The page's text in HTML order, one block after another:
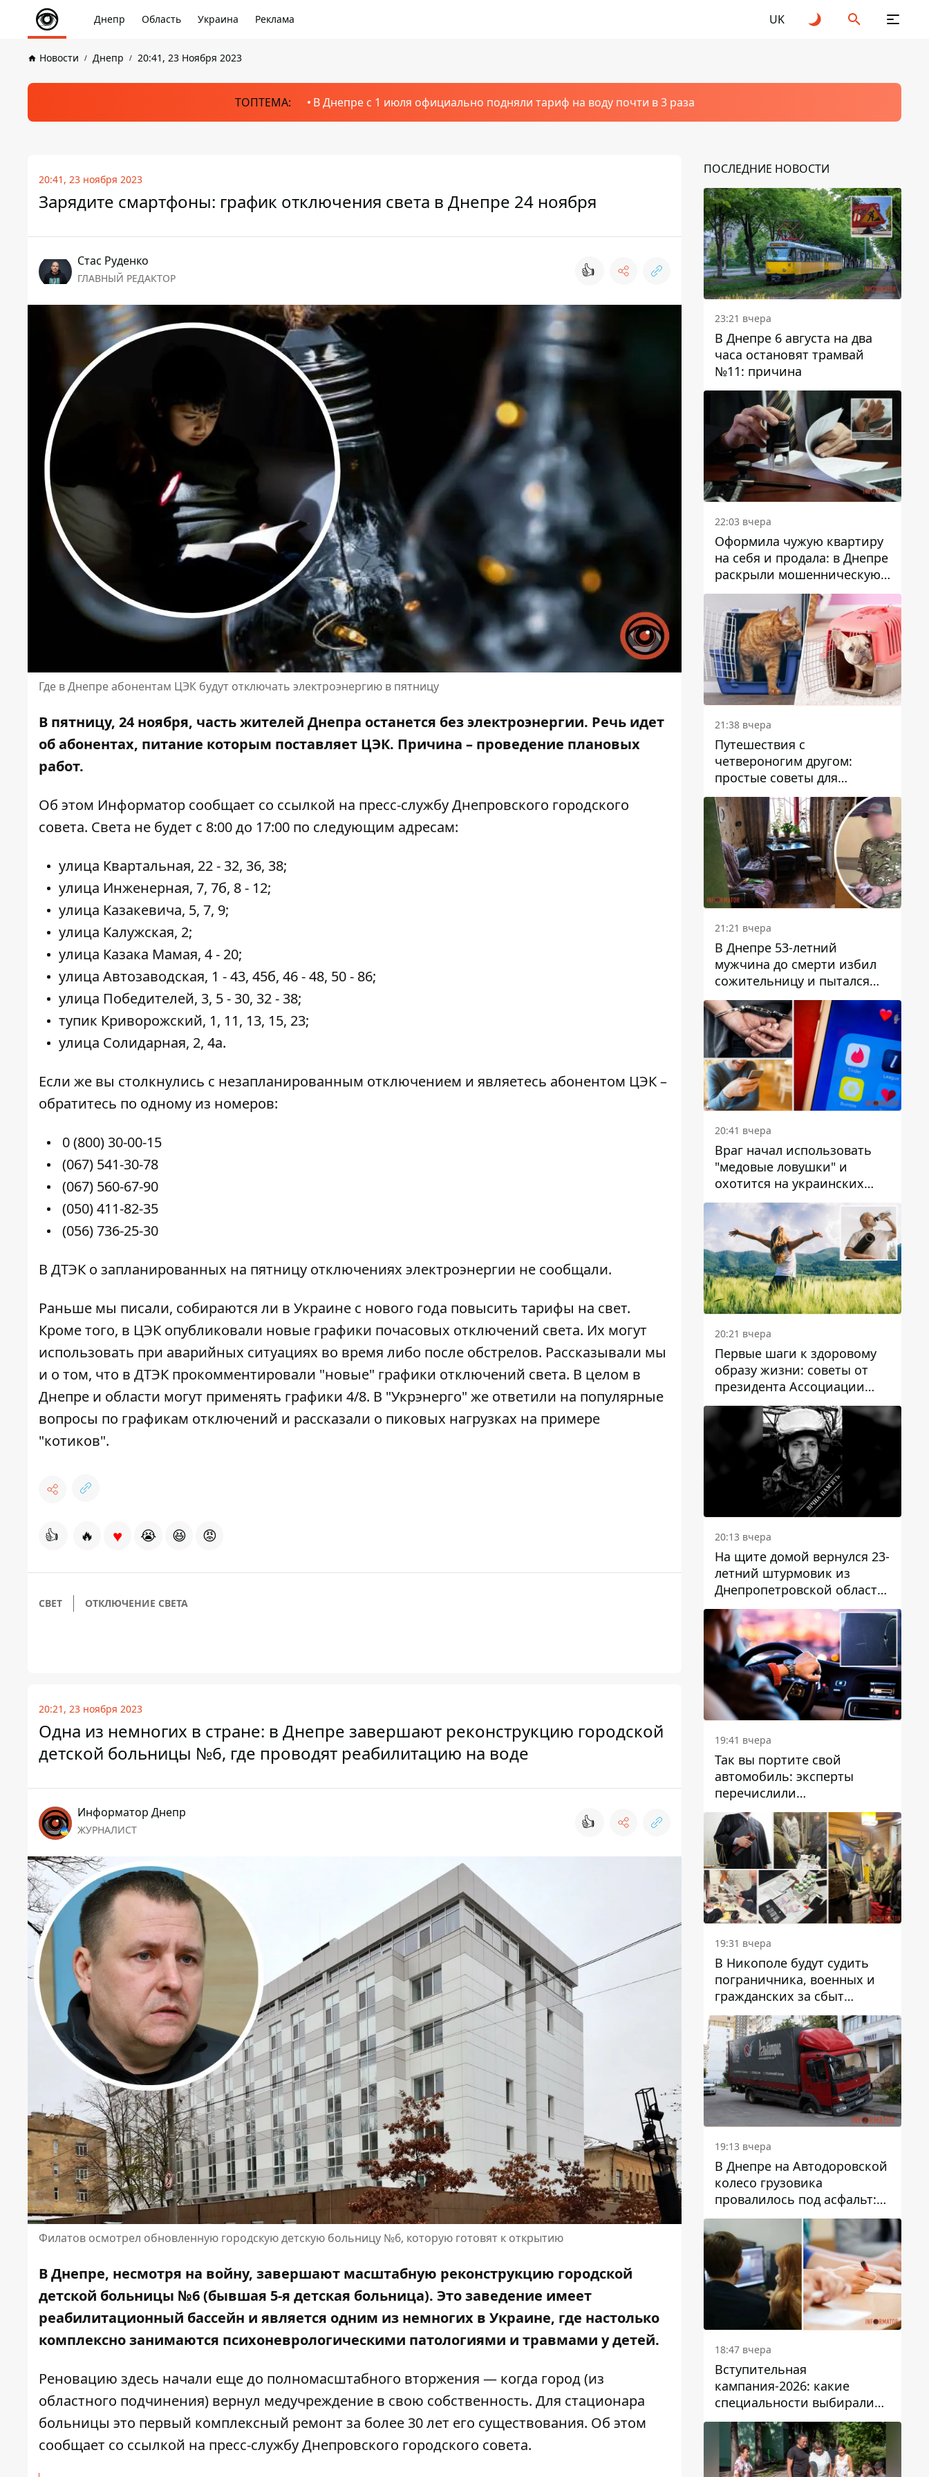
Днепр Область Украина Реклама UK
Новости Днепр 20:41, 23 Ноября 2023
ТОПТЕМА: В Днепре с 1 июля официально подняли тариф на воду почти в 3 раза
20:41, 23 ноября 2023
Зарядите смартфоны: график отключения света в Днепре 24 ноября
Стаc Руденко
ГЛАВНЫЙ РЕДАКТОР 👍
Где в Днепре абонентам ЦЭК будут отключать электроэнергию в пятницу
В пятницу, 24 ноября, часть жителей Днепра останется без электроэнергии. Речь идет
об абонентах, питание которым поставляет ЦЭК. Причина – проведение плановых
работ.
Об этом Информатор сообщает со ссылкой на пресс-службу Днепровского городского
совета. Света не будет с 8:00 до 17:00 по следующим адресам:
улица Квартальная, 22 - 32, 36, 38;
улица Инженерная, 7, 7б, 8 - 12;
улица Казакевича, 5, 7, 9;
улица Калужская, 2;
улица Казака Мамая, 4 - 20;
улица Автозаводская, 1 - 43, 45б, 46 - 48, 50 - 86;
улица Победителей, 3, 5 - 30, 32 - 38;
тупик Криворожский, 1, 11, 13, 15, 23;
улица Солидарная, 2, 4а.
Если же вы столкнулись с незапланированным отключением и являетесь абонентом ЦЭК –
обратитесь по одному из номеров:
0 (800) 30-00-15
(067) 541-30-78
(067) 560-67-90
(050) 411-82-35
(056) 736-25-30
В ДТЭК о запланированных на пятницу отключениях электроэнергии не сообщали.
Раньше мы писали, собираются ли в Украине с нового года повысить тарифы на свет.
Кроме того, в ЦЭК опубликовали новые графики почасовых отключений света. Их могут
использовать при аварийных ситуациях во время либо после обстрелов. Рассказывали мы
и о том, что в ДТЭК прокомментировали "новые" графики отключений света. В целом в
Днепре и области могут применять графики 4/8. В "Укрэнерго" же ответили на популярные
вопросы по графикам отключений и рассказали о пиковых нагрузках на примере
"котиков".
👍 🔥 ♥ 😭 😆 😡
СВЕТ ОТКЛЮЧЕНИЕ СВЕТА
20:21, 23 ноября 2023
Одна из немногих в стране: в Днепре завершают реконструкцию городской
детской больницы №6, где проводят реабилитацию на воде
Информатор Днепр
ЖУРНАЛИСТ 👍
Филатов осмотрел обновленную городскую детскую больницу №6, которую готовят к открытию
В Днепре, несмотря на войну, завершают масштабную реконструкцию городской
детской больницы №6 (бывшая 5-я детская больница). Это заведение имеет
реабилитационный бассейн и является одним из немногих в Украине, где настолько
комплексно занимаются психоневрологическими патологиями и травмами у детей.
Реновацию здесь начали еще до полномасштабного вторжения — когда город (из
областного подчинения) вернул медучреждение в свою собственность. Для стационара
больницы это первый комплексный ремонт за более 30 лет его существования. Об этом
сообщает со ссылкой на пресс-службу Днепровского городского совета.
ПОСЛЕДНИЕ НОВОСТИ
23:21 вчера
В Днепре 6 августа на два
часа остановят трамвай
№11: причина
22:03 вчера
Оформила чужую квартиру
на себя и продала: в Днепре
раскрыли мошенническую
схему с недвижимостью
21:38 вчера
Путешествия с
четвероногим другом:
простые советы для
поездок с животными
21:21 вчера
В Днепре 53-летний
мужчина до смерти избил
сожительницу и пытался
скрыть преступление:
детали
20:41 вчера
Враг начал использовать
"медовые ловушки" и
охотится на украинских
военнослужащих
20:21 вчера
Первые шаги к здоровому
образу жизни: советы от
президента Ассоциации
диетологов Украины
20:13 вчера
На щите домой вернулся 23-
летний штурмовик из
Днепропетровской области
Богдан Бескровный
19:41 вчера
Так вы портите свой
автомобиль: эксперты
перечислили
распространенные
привычки водителей,
которые на самом деле
вредят машине
19:31 вчера
В Никополе будут судить
пограничника, военных и
гражданских за сбыт
психотропов
19:13 вчера
В Днепре на Автодоровской
колесо грузовика
провалилось под асфальт:
движение заблокировано
18:47 вчера
Вступительная
кампания-2026: какие
специальности выбирали
абитуриенты в Украине